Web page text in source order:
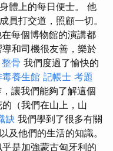
體上的每日便士。 他
員打交道，照顧一切。
每個博物館的演講都
和司機很友善，樂於
骨 我們度過了愉快的
毒養生館 記帳士 考題
讓我們能夠了解這個
（我們在山上，山
缺 我們學到了很多有關
及他們的生活的知識。
是加強蒙古匈牙利的